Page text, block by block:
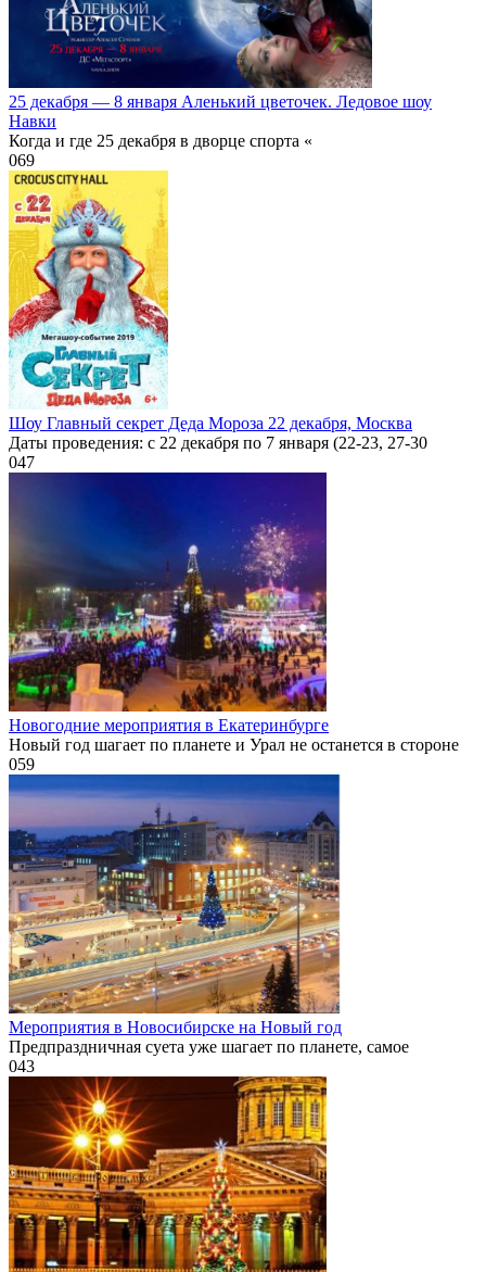
25 декабря — 8 января Аленький цветочек. Ледовое шоу
Навки
Когда и где 25 декабря в дворце спорта «
069
Шоу Главный секрет Деда Мороза 22 декабря, Москва
Даты проведения: с 22 декабря по 7 января (22-23, 27-30
047
Новогодние мероприятия в Екатеринбурге
Новый год шагает по планете и Урал не останется в стороне
059
Мероприятия в Новосибирске на Новый год
Предпраздничная суета уже шагает по планете, самое
043